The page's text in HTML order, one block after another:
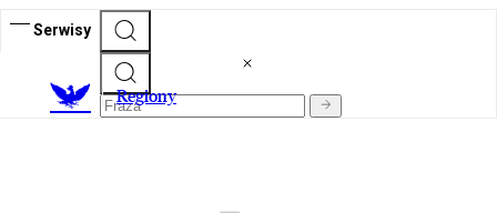
Serwisy
Regiony